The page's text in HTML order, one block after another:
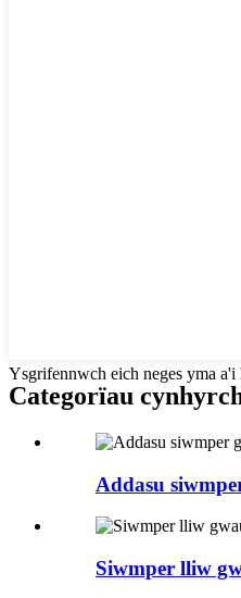
Ysgrifennwch eich neges yma a'i
Categorïau
Addasu
Siwmper lliw